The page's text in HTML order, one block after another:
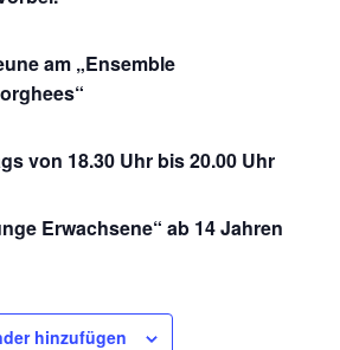
am „Ensemble
von 18.30 Uhr bis 20.00 Uhr
Erwachsene“ ab 14 Jahren
hinzufügen